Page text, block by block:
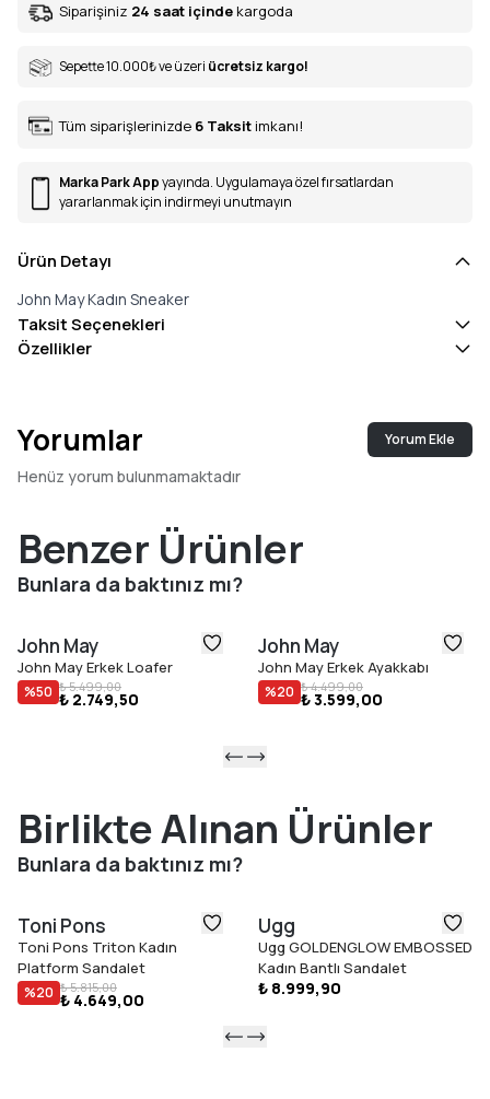
Siparişiniz 24 saat içinde kargoda
Sepette 10.000₺ve üzeri ücretsiz kargo!
Tüm siparişlerinizde 6 Taksit imkanı!
Marka Park Appyayında. Uygulamaya özel fırsatlardan
yararlanmak için indirmeyi unutmayın
Ürün Detayı
John May Kadın Sneaker
Taksit Seçenekleri
Özellikler
Yorumlar Yorum Ekle
Henüz yorum bulunmamaktadır
Benzer Ürünler
Bunlara da baktınız mı?
John May
John May Erkek Loafer
%50 ₺ 5.499,00
₺ 2.749,50
John May
John May Erkek Ayakkabı
%20 ₺ 4.499,00
₺ 3.599,00
Birlikte Alınan Ürünler
Bunlara da baktınız mı?
Toni Pons
Toni Pons Triton Kadın
Platform Sandalet
%20 ₺ 5.815,00
₺ 4.649,00
Ugg
Ugg GOLDENGLOW EMBOSSED
Kadın Bantlı Sandalet
₺ 8.999,90